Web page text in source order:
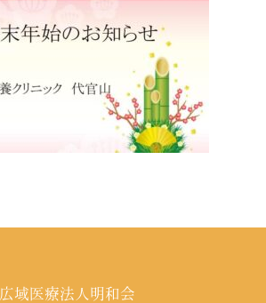
広域医療法人明和会